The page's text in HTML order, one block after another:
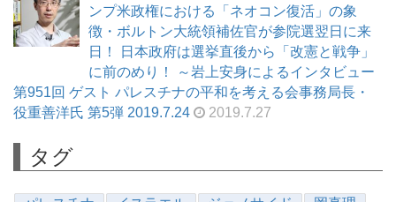
ンプ米政権における「ネオコン復活」の象
徴・ボルトン大統領補佐官が参院選翌日に来
日！ 日本政府は選挙直後から「改憲と戦争」
に前のめり！ ～岩上安身によるインタビュー
第951回 ゲスト パレスチナの平和を考える会事務局長・
役重善洋氏 第5弾 2019.7.24
2019.7.27
タグ